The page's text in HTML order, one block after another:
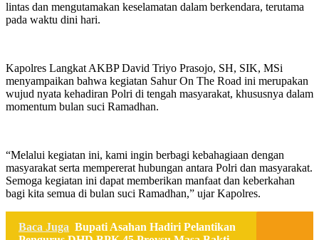
lintas dan mengutamakan keselamatan dalam berkendara, terutama
pada waktu dini hari.
Kapolres Langkat AKBP David Triyo Prasojo, SH, SIK, MSi
menyampaikan bahwa kegiatan Sahur On The Road ini merupakan
wujud nyata kehadiran Polri di tengah masyarakat, khususnya dalam
momentum bulan suci Ramadhan.
“Melalui kegiatan ini, kami ingin berbagi kebahagiaan dengan
masyarakat serta mempererat hubungan antara Polri dan masyarakat.
Semoga kegiatan ini dapat memberikan manfaat dan keberkahan
bagi kita semua di bulan suci Ramadhan,” ujar Kapolres.
Baca Juga Bupati Asahan Hadiri Pelantikan